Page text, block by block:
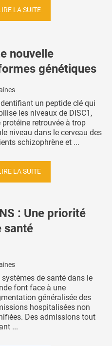
LA SUITE
nouvelle
génétiques
un peptide clé qui
les niveaux de DISC1,
protéine retrouvée à trop
niveau dans le cerveau des
schizophrène et ...
LA SUITE
: Une priorité
santé
systèmes de santé dans le
font face à une
généralisée des
hospitalisées non
Des admissions tout
...